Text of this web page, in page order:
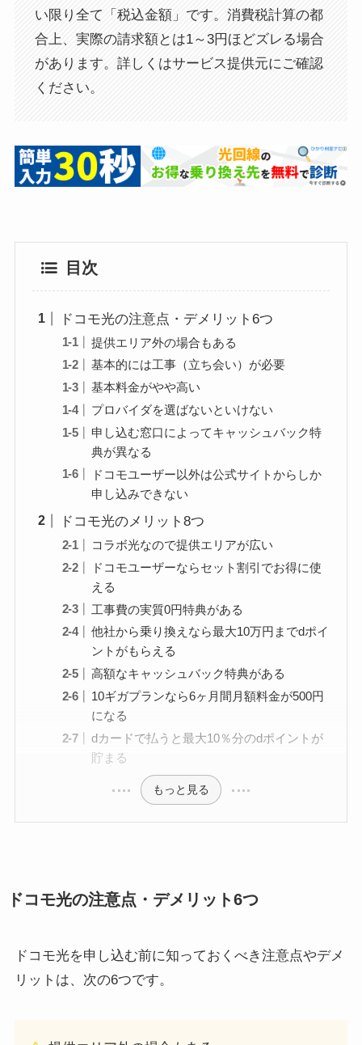
い限り全て「税込金額」です。消費税計算の都
合上、実際の請求額とは1～3円ほどズレる場合
があります。詳しくはサービス提供元にご確認
ください。
目次
ドコモ光の注意点・デメリット6つ
提供エリア外の場合もある
基本的には工事（立ち会い）が必要
基本料金がやや高い
プロバイダを選ばないといけない
申し込む窓口によってキャッシュバック特
典が異なる
ドコモユーザー以外は公式サイトからしか
申し込みできない
ドコモ光のメリット8つ
コラボ光なので提供エリアが広い
ドコモユーザーならセット割引でお得に使
える
工事費の実質0円特典がある
他社から乗り換えなら最大10万円までdポイ
ントがもらえる
高額なキャッシュバック特典がある
10ギガプランなら6ヶ月間月額料金が500円
になる
dカードで払うと最大10％分のdポイントが
貯まる
もっと見る
ドコモ光の注意点・デメリット6つ
ドコモ光を申し込む前に知っておくべき注意点やデメ
リットは、次の6つです。